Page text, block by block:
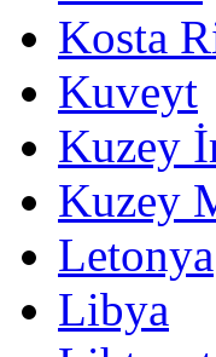
Kosta
Kuveyt
Kuzey
Kuzey
Letonya
Libya